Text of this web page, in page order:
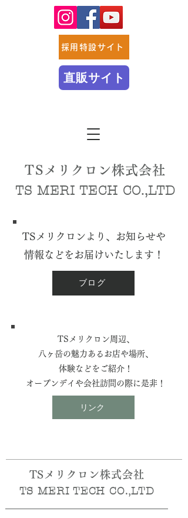
TSメリクロン株式会社
TS MERI TECH CO.,LTD
採用特設サイト
直販サイト
TSメリクロンより、お知らせや
​情報などをお届けいたします！
ブログ
​TSメリクロン周辺、
八ヶ岳の魅力あるお店や場所、
体験などをご紹介！
​オープンデイや会社訪問の際に是非！
リンク
TSメリクロン株式会社
TS MERI TECH CO.,LTD